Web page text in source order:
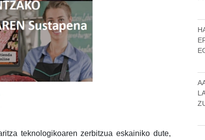
teknologikoaren zerbitzua eskainiko dute,